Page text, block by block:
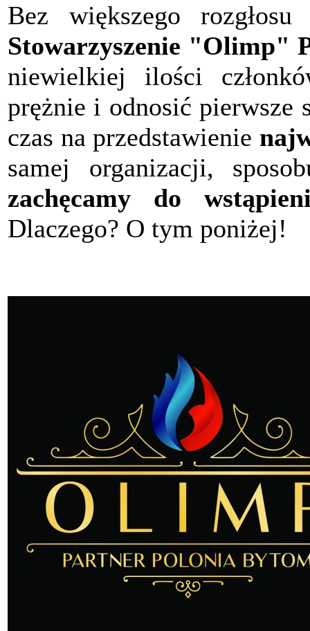
Bez większego
Stowarzyszenie "Olimp"
niewielkiej ilości
prężnie i odnosić pierwsze
czas na przedstawienie
samej organizacji,
zachęcamy do
Dlaczego? O tym poniżej!